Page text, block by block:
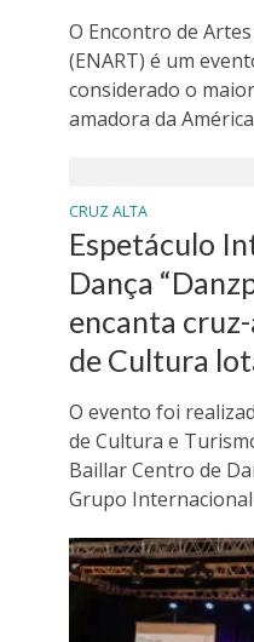
O Encontro de
(ENART) é um
considerado o
amadora da
CRUZ ALTA
Espetáculo
Dança
encanta
de Cultura
O evento foi
de Cultura e
Baillar Centro de
Grupo Internacional